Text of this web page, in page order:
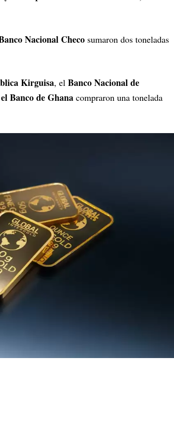
Nacional Checo sumaron dos toneladas
Kirguisa, el Banco Nacional de
Banco de Ghana compraron una tonelada